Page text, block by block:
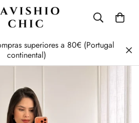
superiores a 80€ (Portugal
continental)